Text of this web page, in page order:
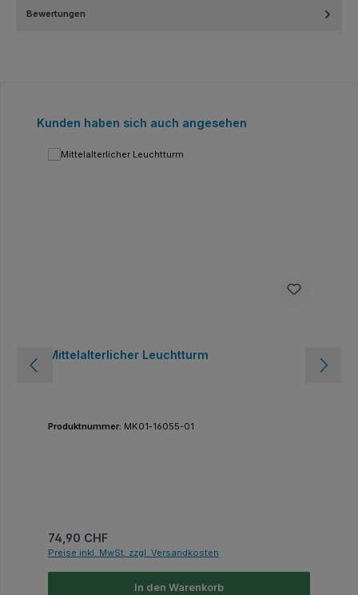
Bewertungen
Produktgalerie überspringen
Kunden haben sich auch angesehen
Mittelalterlicher Leuchtturm
Produktnummer: MK01-16055-01
Regulärer Preis:
74,90 CHF
Preise inkl. MwSt. zzgl. Versandkosten
In den Warenkorb